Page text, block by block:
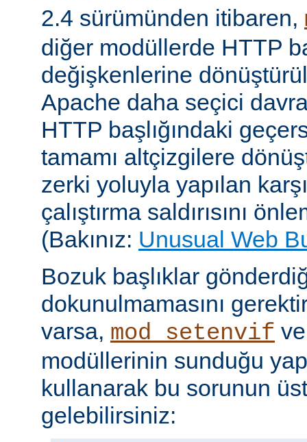
2.4 sürümünden itibaren,
diğer modüllerde HTTP
değişkenlerine
Apache daha seçici
HTTP başlığındaki
tamamı altçizgilere
zerki yoluyla yapılan
çalıştırma saldırısını
(Bakınız: Unusual Web
Bozuk başlıklar
dokunulmamasını
varsa, mod_setenvif
modüllerinin sunduğu
kullanarak bu sorunun
gelebilirsiniz: